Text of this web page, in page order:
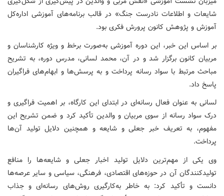
شایعات و اطلاعات نادرست جنگ» در قالب برنامه‌های آموزشی اداره‌کل
آموزش و پژوهش کانون پرورش فکری بود.
بر اساس این خبر، این دوره آموزشی به‌صورت برخط و ویژه کارشناسان و
مربیان کانون برگزار شد و در آن، محمد لسانی، مدرس دوره، به تشریح
مباحث مرتبط با سواد رسانه پرداخت و به پرسش‌ها و ابهام‌های فراگیران
پاسخ داد.
لسانی به عنوان فعال رسانه‌ای در ابتدای این کارگاه، بر اهمیت فراگیری و
درک سواد رسانه از سوی مربیان و والدین تأکید کرد و ضمن تشریح این
مفهوم، به تعریف خبر جعلی و شایعه و همچنین دلایل تولید آن‌ها
پرداخت.
وی یکی از مهم‌ترین دلایل تولید اخبار جعلی و شایعه‌ها را منافع
تولیدکنندگان آن در حوزه‌های اقتصادی، فرهنگی، سیاسی و سایر عرصه‌ها
دانست و تأکید کرد: به خاطر به‌کارگیری روش‌های رسانه‌ای و جذاب